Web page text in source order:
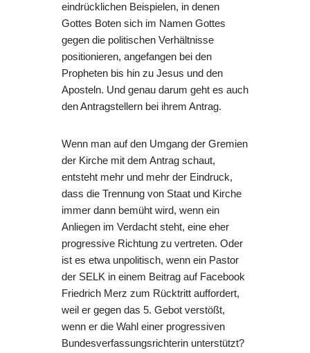
eindrücklichen Beispielen, in denen
Gottes Boten sich im Namen Gottes
gegen die politischen Verhältnisse
positionieren, angefangen bei den
Propheten bis hin zu Jesus und den
Aposteln. Und genau darum geht es auch
den Antragstellern bei ihrem Antrag.
Wenn man auf den Umgang der Gremien
der Kirche mit dem Antrag schaut,
entsteht mehr und mehr der Eindruck,
dass die Trennung von Staat und Kirche
immer dann bemüht wird, wenn ein
Anliegen im Verdacht steht, eine eher
progressive Richtung zu vertreten. Oder
ist es etwa unpolitisch, wenn ein Pastor
der SELK in einem Beitrag auf Facebook
Friedrich Merz zum Rücktritt auffordert,
weil er gegen das 5. Gebot verstößt,
wenn er die Wahl einer progressiven
Bundesverfassungsrichterin unterstützt?